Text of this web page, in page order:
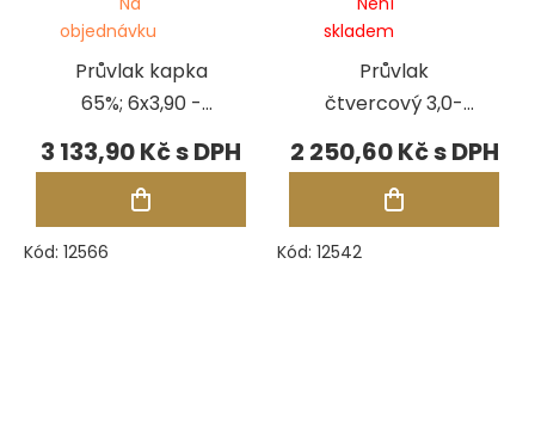
Průvlak kapka
65%; 6x3,90 -
3x1,95 mm, 31
otvorů
objednávku
3 133,90 Kč
Kód: 12566
Průvlak
čtvercový 3,0-
0,5 mm, 31 otvorů
skladem
2 250,60 Kč
Kód: 12542